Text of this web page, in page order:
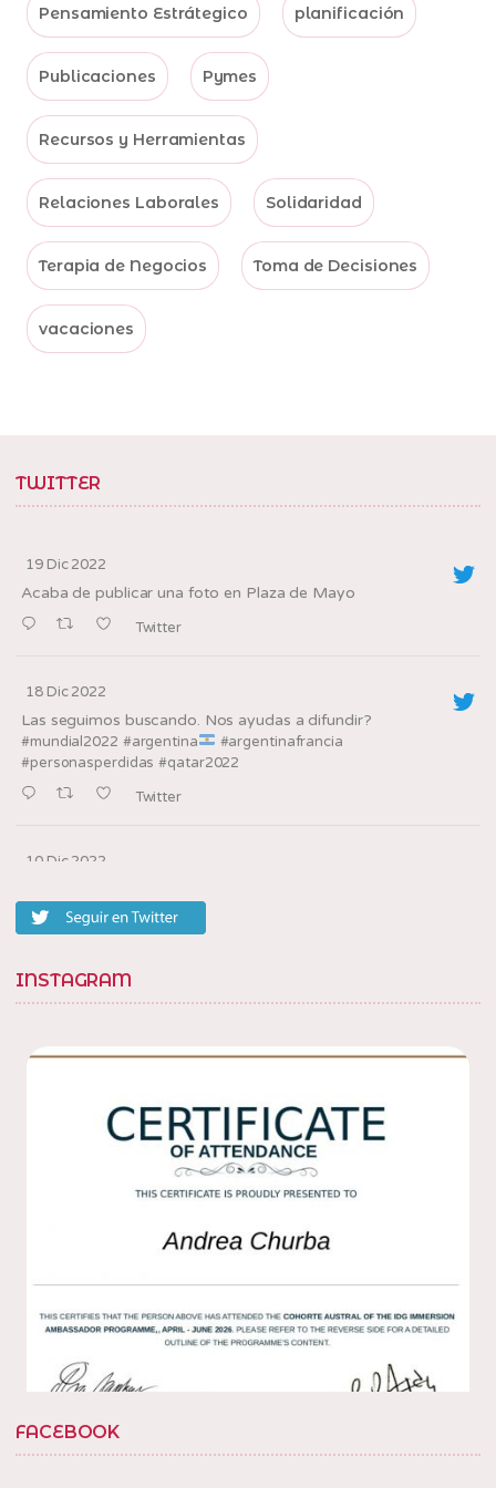
Pensamiento Estrátegico planificación
Publicaciones Pymes
Recursos y Herramientas
Relaciones Laborales Solidaridad
Terapia de Negocios Toma de Decisiones
vacaciones
TWITTER
19 Dic 2022
Acaba de publicar una foto en Plaza de Mayo
Twitter
18 Dic 2022
Las seguimos buscando. Nos ayudas a difundir?
#mundial2022 #argentina
#argentinafrancia
#personasperdidas #qatar2022
Twitter
10 Dic 2022
20
Twitter
Load More...
INSTAGRAM
FACEBOOK